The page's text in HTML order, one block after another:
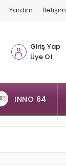
Yardım İletişim
Giriş Yap
Üye Ol
INNO 64